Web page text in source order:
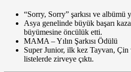
“Sorry, Sorry” şarkısı ve albümü
Asya genelinde büyük başarı
büyümesine öncülük etti.
MAMA – Yılın Şarkısı Ödülü
Super Junior, ilk kez Tayvan,
listelerde zirveye çıktı.